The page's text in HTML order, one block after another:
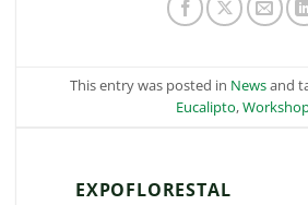
This entry was posted in Newsand
Eucalipto,
EXPOFLORESTAL